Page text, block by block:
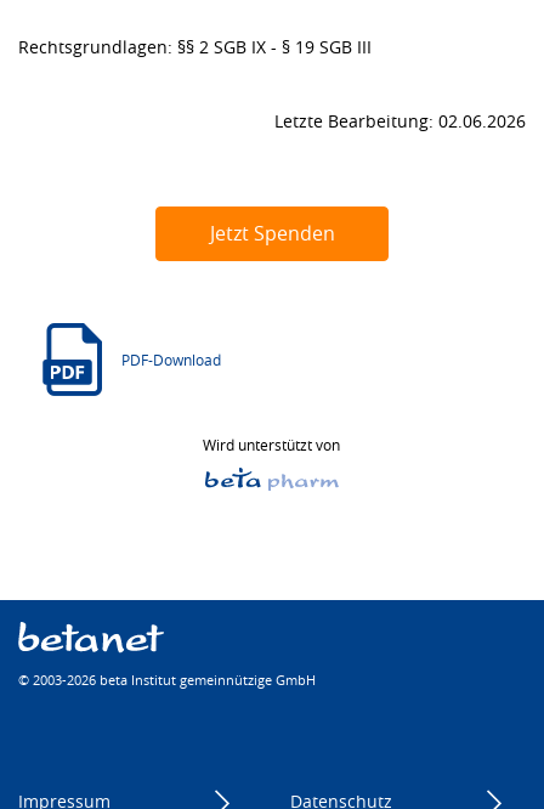
Rechtsgrundlagen: §§ 2 SGB IX - § 19 SGB III
Letzte Bearbeitung: 02.06.2026
Jetzt Spenden
PDF-Download
Wird unterstützt von
© 2003-2026 beta Institut gemeinnützige GmbH
Impressum Datenschutz